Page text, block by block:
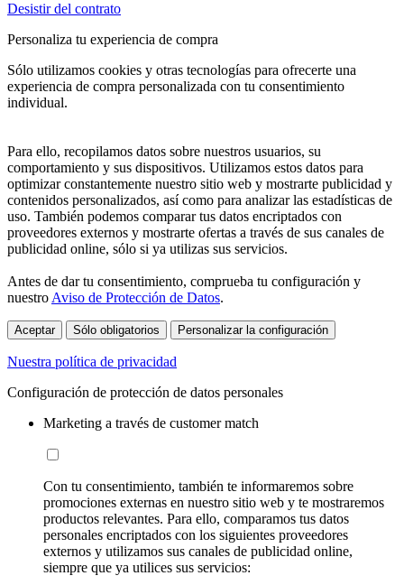
Desistir del contrato
Personaliza tu experiencia de compra
Sólo utilizamos cookies y otras tecnologías para ofrecerte una
experiencia de compra personalizada con tu consentimiento
individual.
Para ello, recopilamos datos sobre nuestros usuarios, su
comportamiento y sus dispositivos. Utilizamos estos datos para
optimizar constantemente nuestro sitio web y mostrarte publicidad y
contenidos personalizados, así como para analizar las estadísticas de
uso. También podemos comparar tus datos encriptados con
proveedores externos y mostrarte ofertas a través de sus canales de
publicidad online, sólo si ya utilizas sus servicios.
Antes de dar tu consentimiento, comprueba tu configuración y
nuestro Aviso de Protección de Datos.
Aceptar Sólo obligatorios Personalizar la configuración
Nuestra política de privacidad
Configuración de protección de datos personales
Marketing a través de customer match
Con tu consentimiento, también te informaremos sobre
promociones externas en nuestro sitio web y te mostraremos
productos relevantes. Para ello, comparamos tus datos
personales encriptados con los siguientes proveedores
externos y utilizamos sus canales de publicidad online,
siempre que ya utilices sus servicios: